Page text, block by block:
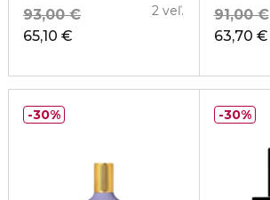
65,10 €
93,00 € 2 veľ.
63,70 €
91,00 €
30% 30%